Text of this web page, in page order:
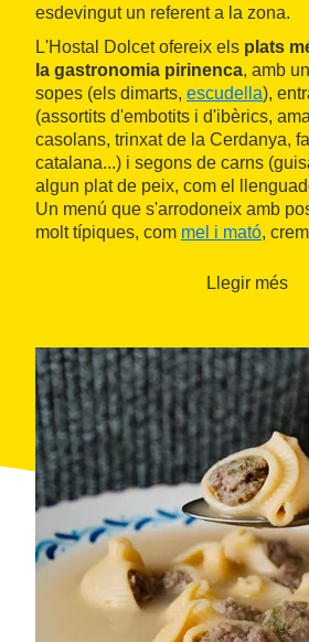
esdevingut un referent a la zona.
L'Hostal Dolcet ofereix els plats
la gastronomia pirinenca, amb
sopes (els dimarts, escudella),
(assortits d'embotits i d'ibèrics,
casolans, trinxat de la Cerdanya,
catalana...) i segons de carns
algun plat de peix, com el
Un menú que s'arrodoneix amb
molt típiques, com mel i mató,
Llegir més